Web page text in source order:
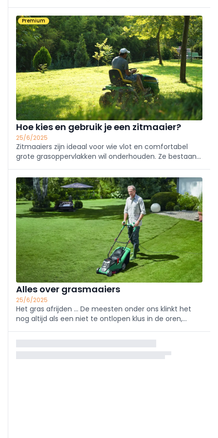
oplossingen voor een frisgroen, sterk en onkruidvrij
gras.
Premium
Hoe kies en gebruik je een zitmaaier?
25/6/2025
Zitmaaiers zijn ideaal voor wie vlot en comfortabel
grote grasoppervlakken wil onderhouden. Ze bestaan
een rij waar je best op let bij het kiezen van het juiste
model, en geven enkele gebruikstips.
Alles over grasmaaiers
25/6/2025
Het gras afrijden … De meesten onder ons klinkt het
nog altijd als een niet te ontlopen klus in de oren,
uitkijkt. Dan kies je het best een grasmaaier die
gemakkelijk te hanteren is.